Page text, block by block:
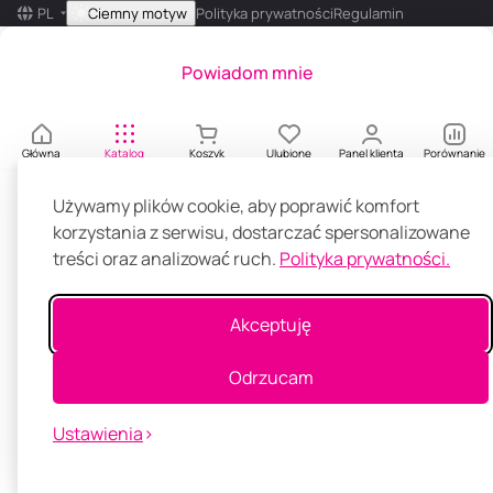
Używamy plików cookie, aby poprawić komfort
korzystania z serwisu, dostarczać spersonalizowane
treści oraz analizować ruch. Polityka prywatności.
Akceptuję
Odrzucam
Ustawienia
m
Powiadom mnie
Główna Katalog Koszyk Ulubione Panel klienta Porównanie
PL
Ciemny motyw Polityka prywatnościRegulamin